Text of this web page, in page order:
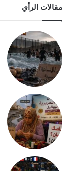
مقالات الرأي